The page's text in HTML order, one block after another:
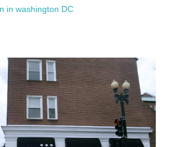
in washington DC